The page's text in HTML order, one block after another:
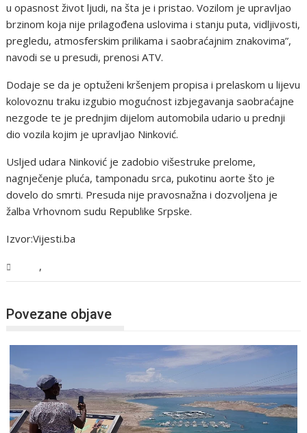
u opasnost život ljudi, na šta je i pristao. Vozilom je upravljao
brzinom koja nije prilagođena uslovima i stanju puta, vidljivosti,
pregledu, atmosferskim prilikama i saobraćajnim znakovima”,
navodi se u presudi, prenosi ATV.
Dodaje se da je optuženi kršenjem propisa i prelaskom u lijevu
kolovoznu traku izgubio mogućnost izbjegavanja saobraćajne
nezgode te je prednjim dijelom automobila udario u prednji
dio vozila kojim je upravljao Ninković.
Usljed udara Ninković je zadobio višestruke prelome,
nagnječenje pluća, tamponadu srca, pukotinu aorte što je
dovelo do smrti. Presuda nije pravosnažna i dozvoljena je
žalba Vrhovnom sudu Republike Srpske.
Izvor:Vijesti.ba
,
Povezane objave